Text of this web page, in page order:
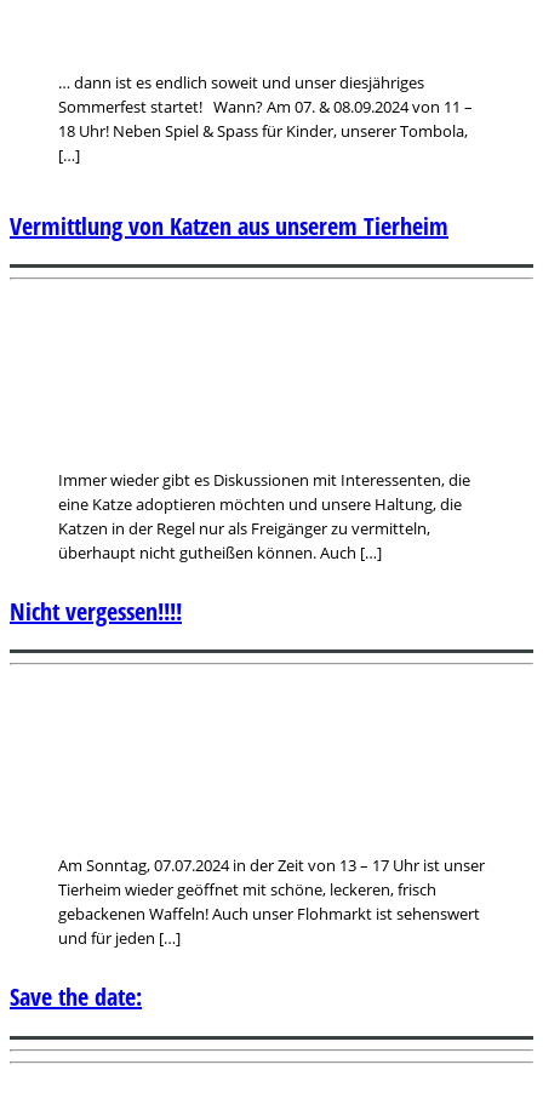
… dann ist es endlich soweit und unser diesjähriges
Sommerfest startet! Wann? Am 07. & 08.09.2024 von 11 –
18 Uhr! Neben Spiel & Spass für Kinder, unserer Tombola,
[…]
Immer wieder gibt es Diskussionen mit Interessenten, die
eine Katze adoptieren möchten und unsere Haltung, die
Katzen in der Regel nur als Freigänger zu vermitteln,
überhaupt nicht gutheißen können. Auch […]
Vermittlung von Katzen aus unserem Tierheim
Am Sonntag, 07.07.2024 in der Zeit von 13 – 17 Uhr ist unser
Tierheim wieder geöffnet mit schöne, leckeren, frisch
gebackenen Waffeln! Auch unser Flohmarkt ist sehenswert
und für jeden […]
Nicht vergessen!!!!
Save the date: